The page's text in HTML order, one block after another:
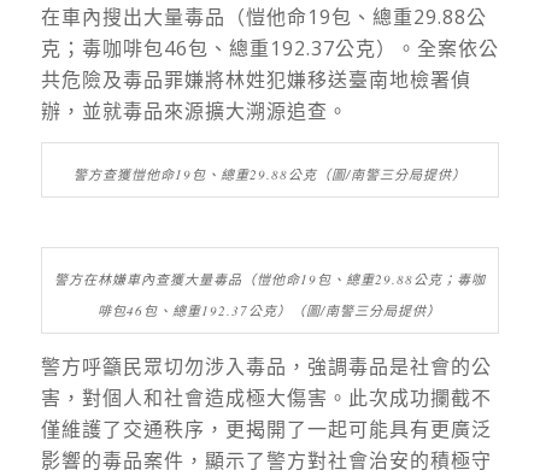
在車內搜出大量毒品（愷他命19包、總重29.88公
克；毒咖啡包46包、總重192.37公克）。全案依公
共危險及毒品罪嫌將林姓犯嫌移送臺南地檢署偵
辦，並就毒品來源擴大溯源追查。
警方查獲愷他命19包、總重29.88公克（圖/南警三分局提供）
警方在林嫌車內查獲大量毒品（愷他命19包、總重29.88公克；毒咖
啡包46包、總重192.37公克）（圖/南警三分局提供）
警方呼籲民眾切勿涉入毒品，強調毒品是社會的公
害，對個人和社會造成極大傷害。此次成功攔截不
僅維護了交通秩序，更揭開了一起可能具有更廣泛
影響的毒品案件，顯示了警方對社會治安的積極守